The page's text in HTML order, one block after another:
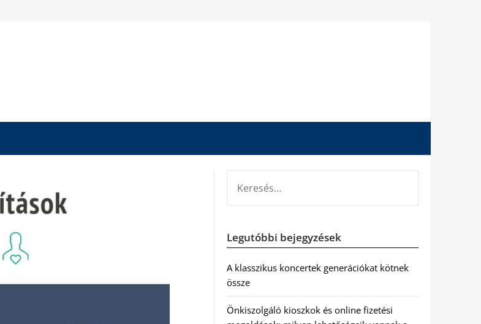
Legutóbbi bejegyzések
A klasszikus koncertek generációkat kötnek
össze
Önkiszolgáló kioszkok és online fizetési